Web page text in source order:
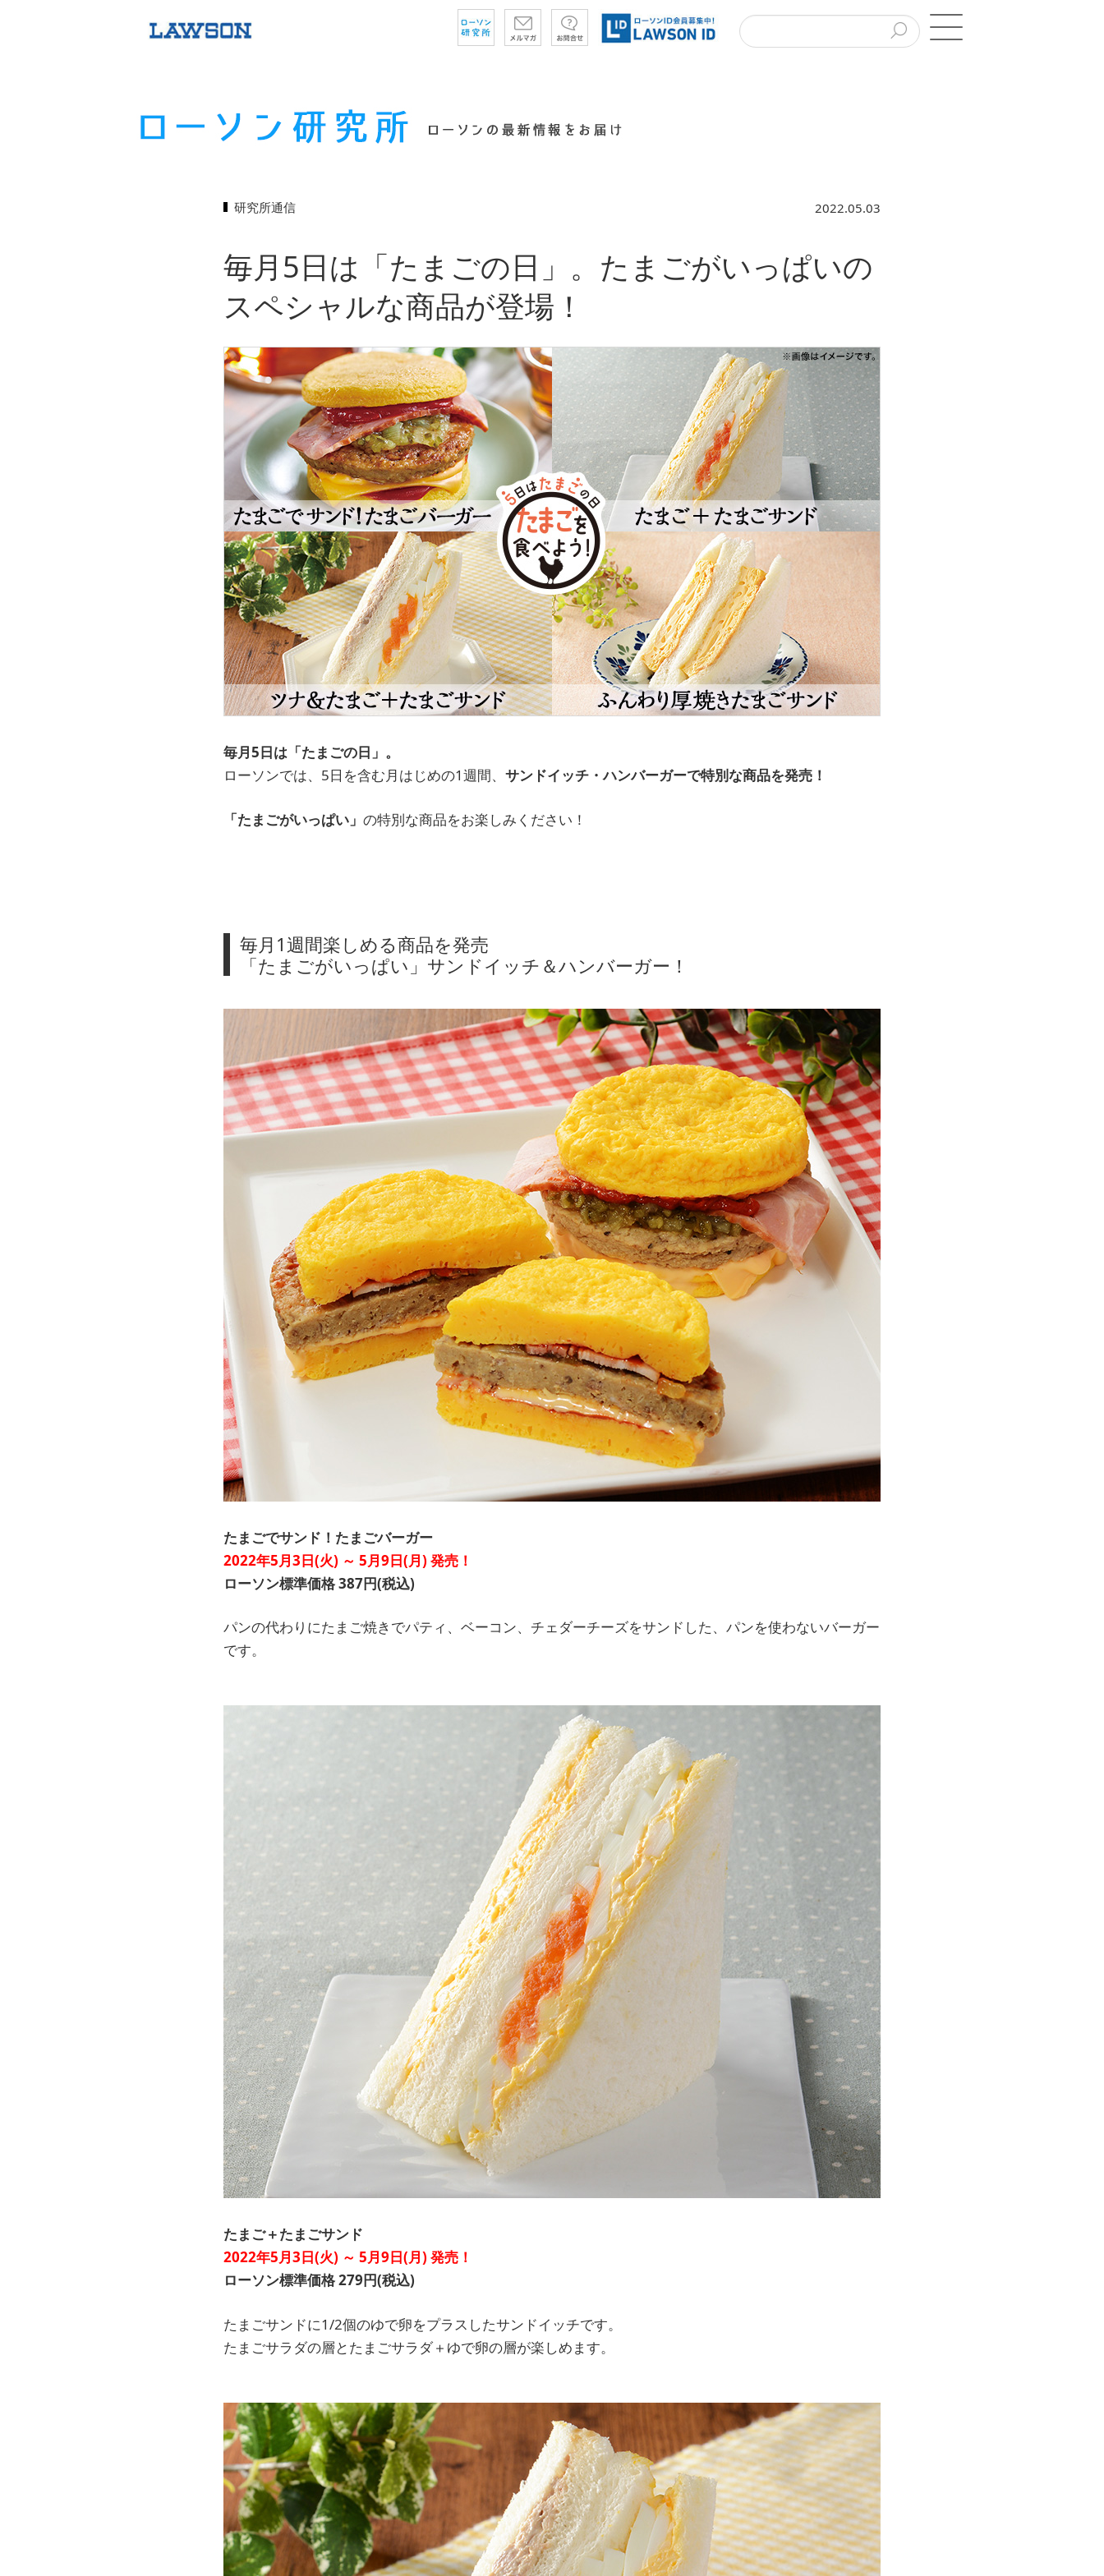
研究所通信 2022.05.03
毎月5日は「たまごの日」。たまごがいっぱいの
スペシャルな商品が登場！
毎月5日は「たまごの日」。
ローソンでは、5日を含む月はじめの1週間、 サンドイッチ・ハンバーガーで特別な商品を発売！
「たまごがいっぱい」 の特別な商品をお楽しみください！
毎月1週間楽しめる商品を発売
「たまごがいっぱい」サンドイッチ＆ハンバーガー！
たまごでサンド！たまごバーガー
2022年5月3日(火) ～ 5月9日(月) 発売！
ローソン標準価格 387円(税込)
パンの代わりにたまご焼きでパティ、ベーコン、チェダーチーズをサンドした、パンを使わないバーガー
です。
たまご＋たまごサンド
2022年5月3日(火) ～ 5月9日(月) 発売！
ローソン標準価格 279円(税込)
たまごサンドに1/2個のゆで卵をプラスしたサンドイッチです。
たまごサラダの層とたまごサラダ＋ゆで卵の層が楽しめます。